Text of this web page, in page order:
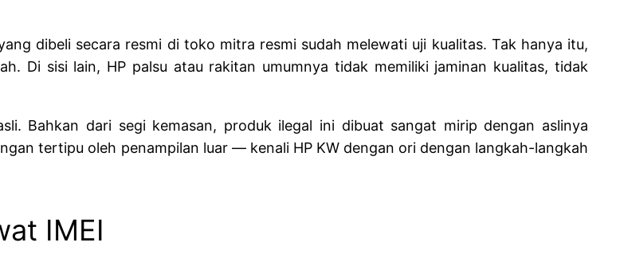
dibeli secara resmi di toko mitra resmi sudah melewati uji kualitas. Tak hanya itu,
Di sisi lain, HP palsu atau rakitan umumnya tidak memiliki jaminan kualitas, tidak
Bahkan dari segi kemasan, produk ilegal ini dibuat sangat mirip dengan aslinya
tertipu oleh penampilan luar — kenali HP KW dengan ori dengan langkah-langkah
IMEI